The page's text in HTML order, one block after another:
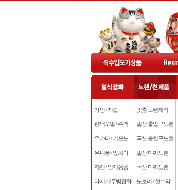
가방 / 지갑
편백오일 / 수액
유가타 / 기모노
유니폼 / 앞치마
지진 / 방재용품
다지기/주방잡화
맞춤 노렌제작
일산 출입구노렌
국산 출입구노렌
일산 다찌노렌
국산 다찌노렌
노보리 / 현수막